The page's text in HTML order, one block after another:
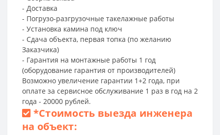
- Доставка
- Погрузо-разгрузочные такелажные работы
- Установка камина под ключ
- Сдача объекта, первая топка (по желанию
Заказчика)
- Гарантия на монтажные работы 1 год
(оборудование гарантия от производителей)
Возможно увеличение гарантии 1+2 года, при
оплате за сервисное обслуживание 1 раз в год на 2
года - 20000 рублей.
*Стоимость выезда инженера
на объект: